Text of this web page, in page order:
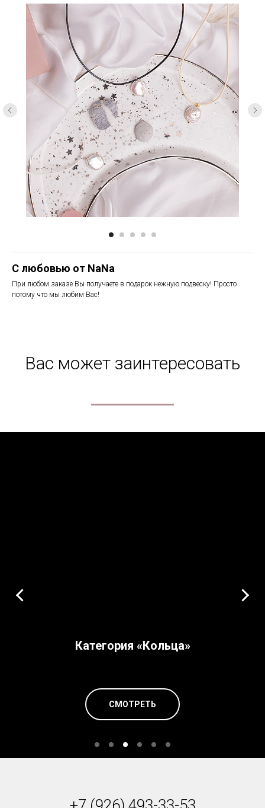
С любовью от NaNa
При любом заказе Вы получаете в подарок нежную подвеску! Просто
потому что мы любим Вас!
Вас может заинтересовать
Категория «Кольца»
СМОТРЕТЬ